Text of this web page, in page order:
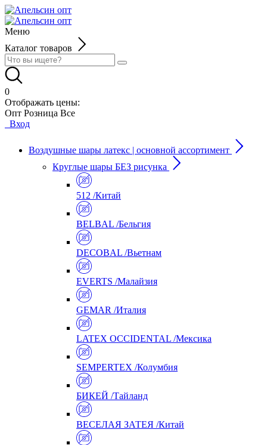
Меню
Каталог товаров
0
Отображать цены:
Опт Розница Все
Вход
Воздушные шары латекс | основной ассортимент
Круглые шары БЕЗ рисунка
512 /Китай
BELBAL /Бельгия
DECOBAL /Вьетнам
EVERTS /Малайзия
GEMAR /Италия
LATEX OCCIDENTAL /Мексика
SEMPERTEX /Колумбия
БИКЕЙ /Тайланд
ВЕСЕЛАЯ ЗАТЕЯ /Китай